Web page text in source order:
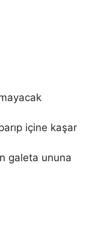
içine kaşar
galeta ununa